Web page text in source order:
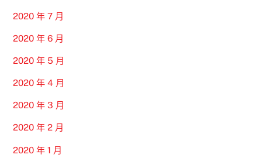
2020 年 7 月
2020 年 6 月
2020 年 5 月
2020 年 4 月
2020 年 3 月
2020 年 2 月
2020 年 1 月